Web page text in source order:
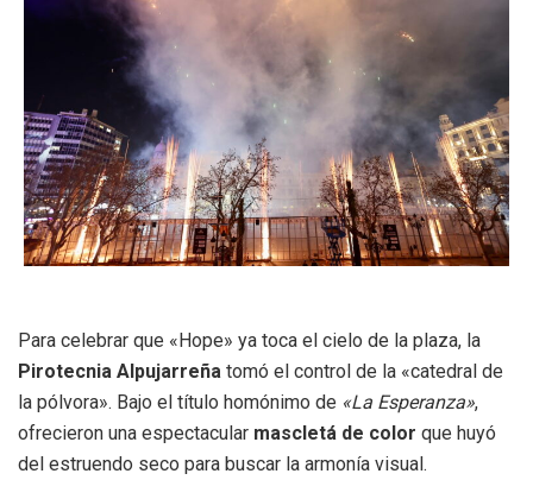
Para celebrar que «Hope» ya toca el cielo de la plaza, la
Pirotecnia Alpujarreña tomó el control de la «catedral de
la pólvora». Bajo el título homónimo de «La Esperanza»,
ofrecieron una espectacular mascletá de color que huyó
del estruendo seco para buscar la armonía visual.